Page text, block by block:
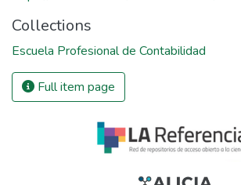
Collections
Escuela Profesional de Contabilidad
Full item page